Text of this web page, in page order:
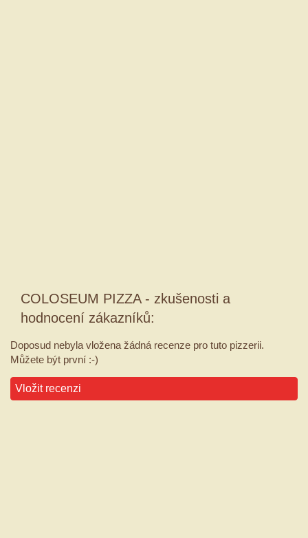
COLOSEUM PIZZA - zkušenosti a
hodnocení zákazníků:
Doposud nebyla vložena žádná recenze pro tuto pizzerii.
Můžete být první :-)
Vložit recenzi